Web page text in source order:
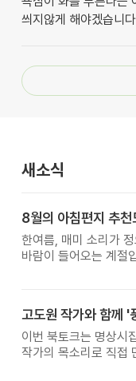
씌지않게 해야겠습니
새소식
8월의 아침편지 추천
한여름, 매미 소리가
바람이 들어오는 계절
고도원 작가와 함께 '
이번 북토크는 명상시
작가의 목소리로 직접